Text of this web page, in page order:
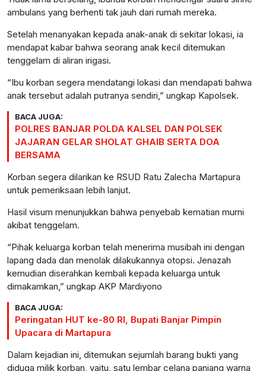
ambulans yang berhenti tak jauh dari rumah mereka.
Setelah menanyakan kepada anak-anak di sekitar lokasi, ia
mendapat kabar bahwa seorang anak kecil ditemukan
tenggelam di aliran irigasi.
“Ibu korban segera mendatangi lokasi dan mendapati bahwa
anak tersebut adalah putranya sendiri,” ungkap Kapolsek.
BACA JUGA:
POLRES BANJAR POLDA KALSEL DAN POLSEK
JAJARAN GELAR SHOLAT GHAIB SERTA DOA
BERSAMA
Korban segera dilarikan ke RSUD Ratu Zalecha Martapura
untuk pemeriksaan lebih lanjut.
Hasil visum menunjukkan bahwa penyebab kematian murni
akibat tenggelam.
“Pihak keluarga korban telah menerima musibah ini dengan
lapang dada dan menolak dilakukannya otopsi. Jenazah
kemudian diserahkan kembali kepada keluarga untuk
dimakamkan,” ungkap AKP Mardiyono
BACA JUGA:
Peringatan HUT ke-80 RI, Bupati Banjar Pimpin
Upacara di Martapura
Dalam kejadian ini, ditemukan sejumlah barang bukti yang
diduga milik korban, yaitu, satu lembar celana panjang warna